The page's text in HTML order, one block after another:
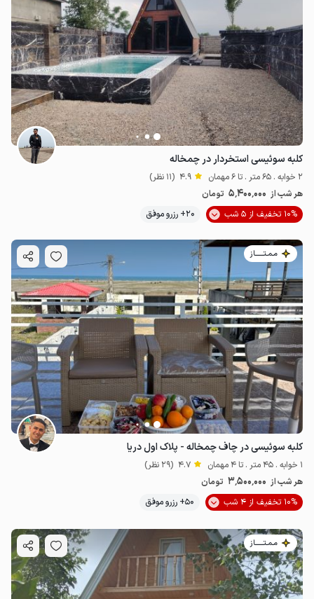
کلبه سوئیسی استخردار در چمخاله
2 خوابه . 65 متر . تا 6 مهمان 4.9 (11 نظر)
هر شب از 5٬400٬000 تومان
10% تخفیف از 5 شب
20+ رزرو موفق
مـمـتــــــاز
کلبه سوئیسی در چاف چمخاله - پلاک اول دریا
1 خوابه . 45 متر . تا 4 مهمان 4.7 (29 نظر)
هر شب از 3٬500٬000 تومان
10% تخفیف از 4 شب
50+ رزرو موفق
مـمـتــــــاز